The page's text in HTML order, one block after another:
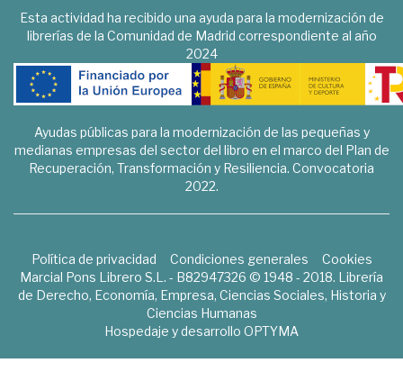
Esta actividad ha recibido una ayuda para la modernización de
librerías de la Comunidad de Madrid correspondiente al año
2024
Ayudas públicas para la modernización de las pequeñas y
medianas empresas del sector del libro en el marco del Plan de
Recuperación, Transformación y Resiliencia. Convocatoria
2022.
Política de privacidad Condiciones generales
Cookies
Marcial Pons Librero S.L. - B82947326 © 1948 - 2018. Librería
de Derecho, Economía, Empresa, Ciencias Sociales, Historia y
Ciencias Humanas
Hospedaje y desarrollo OPTYMA